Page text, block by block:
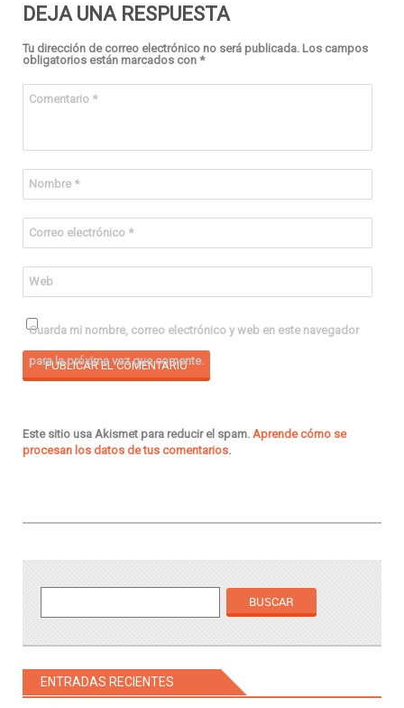
DEJA UNA RESPUESTA
Tu dirección de correo electrónico no será publicada. Los campos
obligatorios están marcados con *
Comentario *
Nombre *
Correo electrónico *
Web
Guarda mi nombre, correo electrónico y web en este navegador
para la próxima vez que comente.
Este sitio usa Akismet para reducir el spam. Aprende cómo se
procesan los datos de tus comentarios.
ENTRADAS RECIENTES